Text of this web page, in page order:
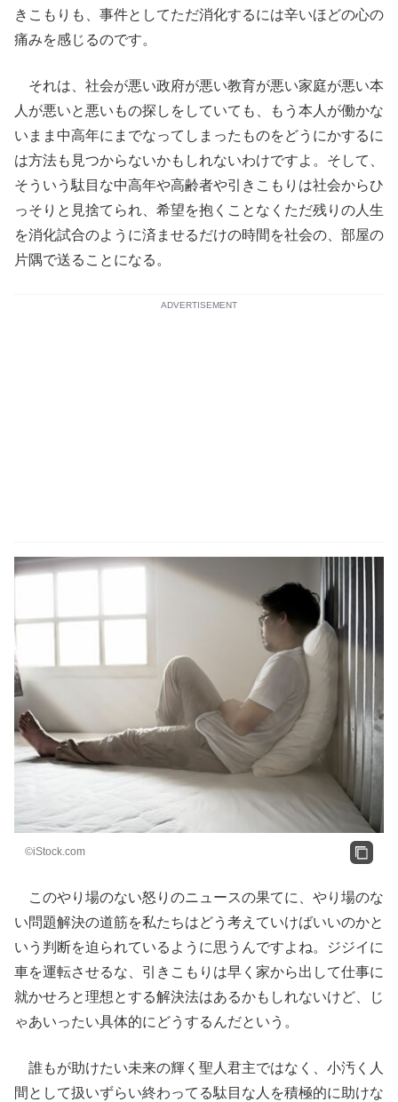
きこもりも、事件としてただ消化するには辛いほどの心の
痛みを感じるのです。
それは、社会が悪い政府が悪い教育が悪い家庭が悪い本
人が悪いと悪いもの探しをしていても、もう本人が働かな
いまま中高年にまでなってしまったものをどうにかするに
は方法も見つからないかもしれないわけですよ。そして、
そういう駄目な中高年や高齢者や引きこもりは社会からひ
っそりと見捨てられ、希望を抱くことなくただ残りの人生
を消化試合のように済ませるだけの時間を社会の、部屋の
片隅で送ることになる。
ADVERTISEMENT
©iStock.com
このやり場のない怒りのニュースの果てに、やり場のな
い問題解決の道筋を私たちはどう考えていけばいいのかと
いう判断を迫られているように思うんですよね。ジジイに
車を運転させるな、引きこもりは早く家から出して仕事に
就かせろと理想とする解決法はあるかもしれないけど、じ
ゃあいったい具体的にどうするんだという。
誰もが助けたい未来の輝く聖人君主ではなく、小汚く人
間として扱いずらい終わってる駄目な人を積極的に助けな